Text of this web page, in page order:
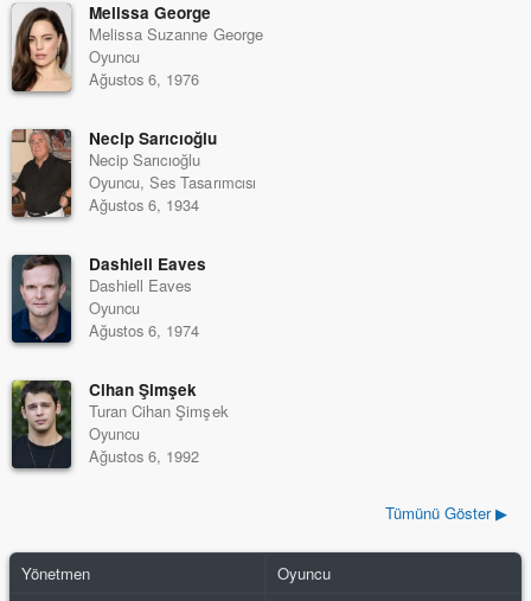
Melissa George
Melissa Suzanne George
Oyuncu
Ağustos 6, 1976
Necip Sarıcıoğlu
Necip Sarıcıoğlu
Oyuncu, Ses Tasarımcısı
Ağustos 6, 1934
Dashiell Eaves
Dashiell Eaves
Oyuncu
Ağustos 6, 1974
Cihan Şimşek
Turan Cihan Şimşek
Oyuncu
Ağustos 6, 1992
Tümünü Göster ▶
Yönetmen
Oyuncu